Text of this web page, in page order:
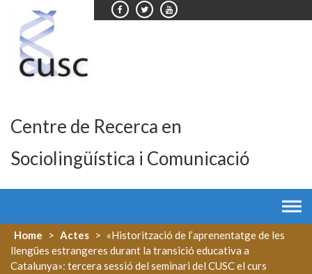
content
Centre de Recerca en
Sociolingüística i Comunicació
Home > Actes > «Historització de l’aprenentatge de les
llengües estrangeres durant la transició educativa a
Catalunya»: tercera sessió del seminari del CUSC el curs